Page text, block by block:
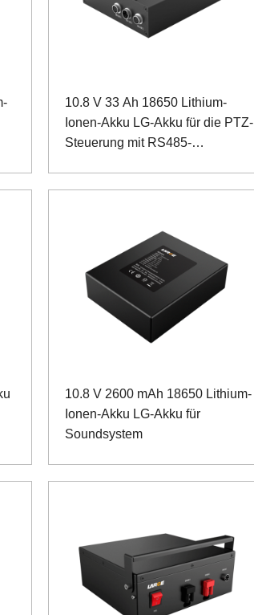
10.8 V 33 Ah 18650 Lithium-
Ionen-Akku LG-Akku für die PTZ-
Steuerung mit RS485-
10.8 V 2600 mAh 18650 Lithium-
Ionen-Akku LG-Akku für
Soundsystem